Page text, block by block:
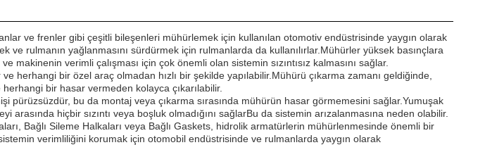
ve frenler gibi çeşitli bileşenleri mühürlemek için kullanılan otomotiv endüstrisinde yaygın olarak
ve rulmanın yağlanmasını sürdürmek için rulmanlarda da kullanılırlar.Mühürler yüksek basınçlara
makinenin verimli çalışması için çok önemli olan sistemin sızıntısız kalmasını sağlar.
ve herhangi bir özel araç olmadan hızlı bir şekilde yapılabilir.Mühürü çıkarma zamanı geldiğinde,
bir hasar vermeden kolayca çıkarılabilir.
pürüzsüzdür, bu da montaj veya çıkarma sırasında mühürün hasar görmemesini sağlar.Yumuşak
arasında hiçbir sızıntı veya boşluk olmadığını sağlarBu da sistemin arızalanmasına neden olabilir.
Bağlı Sileme Halkaları veya Bağlı Gaskets, hidrolik armatürlerin mühürlenmesinde önemli bir
sistemin verimliliğini korumak için otomobil endüstrisinde ve rulmanlarda yaygın olarak